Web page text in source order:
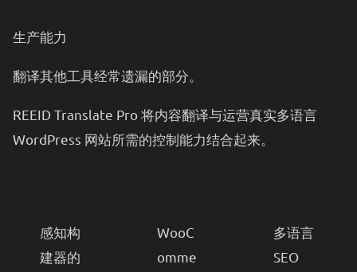
生产能力
翻译其他工具经常遗漏的部分。
REEID Translate Pro 将内容翻译与运营真实多语言
WordPress 网站所需的控制能力结合起来。
感知构
建器的
WooC
omme
多语言
SEO